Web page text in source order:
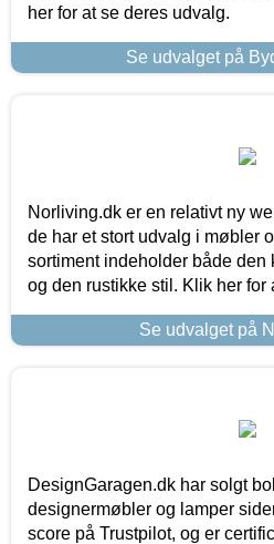
her for at se deres udvalg.
Se udvalget på
Norliving.dk er en relativt ny
de har et stort udvalg i møbler
sortiment indeholder både den
og den rustikke stil. Klik her for
Se udvalget på
DesignGaragen.dk har solgt
designermøbler og lamper
score på Trustpilot, og er